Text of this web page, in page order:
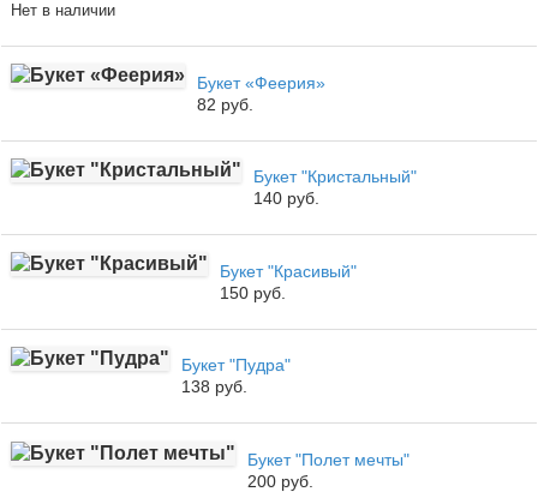
Нет в наличии
Букет «Феерия»
82 руб.
Букет "Кристальный"
140 руб.
Букет "Красивый"
150 руб.
Букет "Пудра"
138 руб.
Букет "Полет мечты"
200 руб.